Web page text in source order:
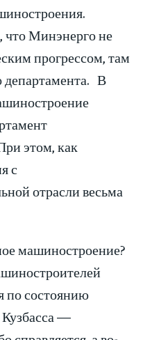
что Минэнерго не
прогрессом, там
департамента. В
этом, как
с
отрасли весьма
машиностроение?
по состоянию
—